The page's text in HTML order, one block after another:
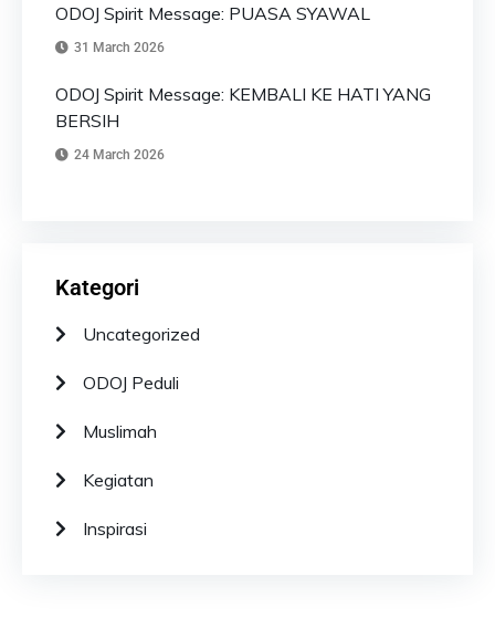
ODOJ Spirit Message: PUASA SYAWAL
31 March 2026
ODOJ Spirit Message: KEMBALI KE HATI YANG
BERSIH
24 March 2026
Kategori
Uncategorized
ODOJ Peduli
Muslimah
Kegiatan
Inspirasi